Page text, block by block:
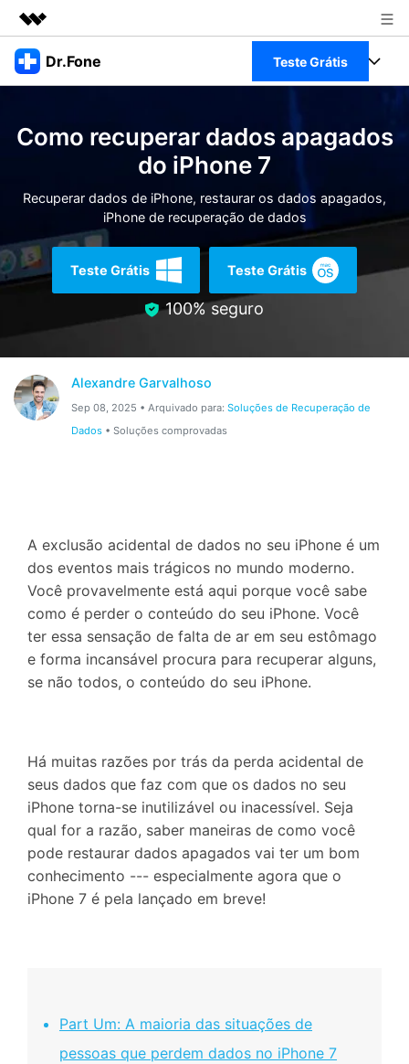
Produtos em destaque
Visão geral
Sobre nós
Sala de imprensa
Loja
Dr.Fone Teste Grátis
Veja Toolkit Completo >
Para PC
Para Celular
Guia & Suporte
Ações rápidas
Recursos
Reparar Celular
Proteção do celular
Entrar
Como recuperar dados apagados
do iPhone 7
Recuperar dados de iPhone, restaurar os dados apagados,
iPhone de recuperação de dados
Teste Grátis Teste Grátis
100% seguro
Alexandre Garvalhoso
Sep 08, 2025 • Arquivado para: Soluções de Recuperação de
Dados• Soluções comprovadas
A exclusão acidental de dados no seu iPhone é um
dos eventos mais trágicos no mundo moderno.
Você provavelmente está aqui porque você sabe
como é perder o conteúdo do seu iPhone. Você
ter essa sensação de falta de ar em seu estômago
e forma incansável procura para recuperar alguns,
se não todos, o conteúdo do seu iPhone.
Há muitas razões por trás da perda acidental de
seus dados que faz com que os dados no seu
iPhone torna-se inutilizável ou inacessível. Seja
qual for a razão, saber maneiras de como você
pode restaurar dados apagados vai ter um bom
conhecimento --- especialmente agora que o
iPhone 7 é pela lançado em breve!
Part Um: A maioria das situações de
pessoas que perdem dados no iPhone 7